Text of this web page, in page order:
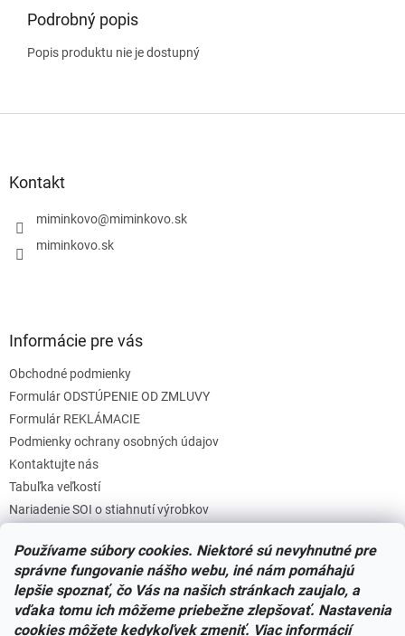
Používame súbory cookies. Niektoré sú nevyhnutné pre
správne fungovanie nášho webu, iné nám pomáhajú
lepšie spoznať, čo Vás na našich stránkach zaujalo, a
vďaka tomu ich môžeme priebežne zlepšovať. Nastavenia
cookies môžete kedykoľvek zmeniť. Viac informácií
Podrobný popis
Popis produktu nie je dostupný
Kontakt
miminkovo@miminkovo.sk
miminkovo.sk
Informácie pre vás
Obchodné podmienky
Formulár ODSTÚPENIE OD ZMLUVY
Formulár REKLÁMACIE
Podmienky ochrany osobných údajov
Kontaktujte nás
Tabuľka veľkostí
Nariadenie SOI o stiahnutí výrobkov
Zásady súborov COOKIES
Facebook